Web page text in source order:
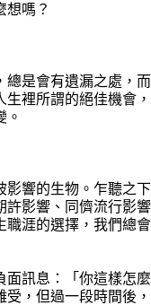
想嗎？
是會有遺漏之處，
裡所謂的絕佳機會
。
響的生物。乍聽之
許影響、同儕流行影
涯的選擇，我們總
訊息：「你這樣怎
，但過一段時間後